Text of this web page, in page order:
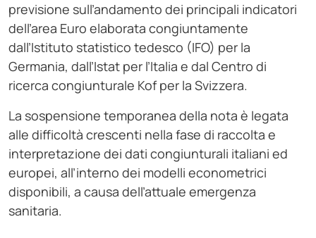
previsione sull’andamento dei principali indicatori
dell’area Euro elaborata congiuntamente
dall’Istituto statistico tedesco (IFO) per la
Germania, dall’Istat per l’Italia e dal Centro di
ricerca congiunturale Kof per la Svizzera.
La sospensione temporanea della nota è legata
alle difficoltà crescenti nella fase di raccolta e
interpretazione dei dati congiunturali italiani ed
europei, all’interno dei modelli econometrici
disponibili, a causa dell’attuale emergenza
sanitaria.